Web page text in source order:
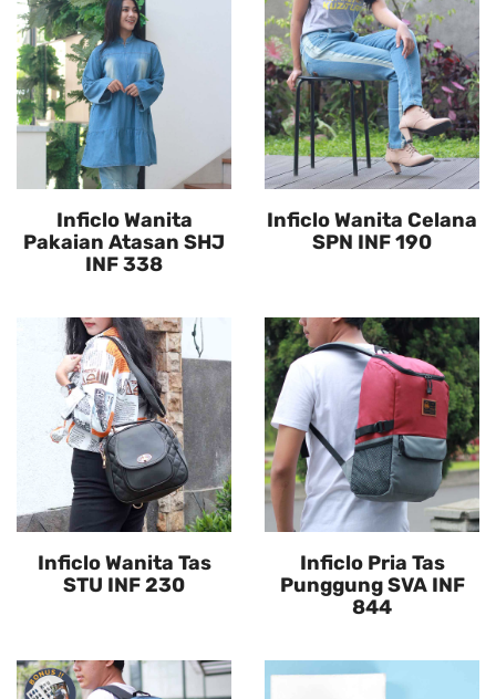
Inficlo Wanita
Pakaian Atasan SHJ
INF 338
Inficlo Wanita Celana
SPN INF 190
Inficlo Wanita Tas
STU INF 230
Inficlo Pria Tas
Punggung SVA INF
844